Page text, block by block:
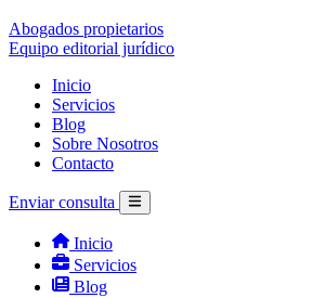
Abogados propietarios
Equipo editorial jurídico
Inicio
Servicios
Blog
Sobre Nosotros
Contacto
Enviar consulta
Inicio
Servicios
Blog